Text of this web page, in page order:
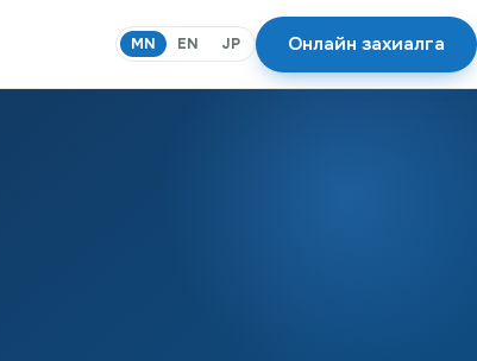
MN EN JP Онлайн захиалга